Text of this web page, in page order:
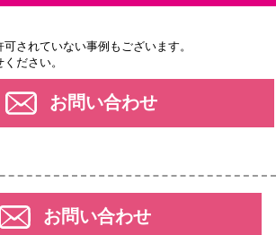
されていない事例もございます。
ださい。
お問い合わせ
お問い合わせ